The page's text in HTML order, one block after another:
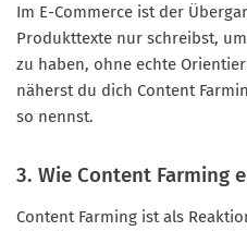
Im E-Commerce ist der
Produkttexte nur schreibst,
zu haben, ohne echte
näherst du dich Content
so nennst.
3. Wie Content Farming
Content Farming ist als